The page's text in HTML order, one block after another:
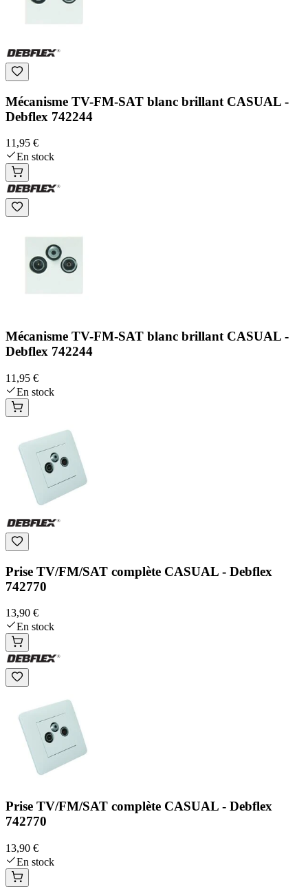
Mécanisme TV-FM-SAT blanc brillant CASUAL -
Debflex 742244
11,95 €
En stock
Mécanisme TV-FM-SAT blanc brillant CASUAL -
Debflex 742244
11,95 €
En stock
Prise TV/FM/SAT complète CASUAL - Debflex
742770
13,90 €
En stock
Prise TV/FM/SAT complète CASUAL - Debflex
742770
13,90 €
En stock